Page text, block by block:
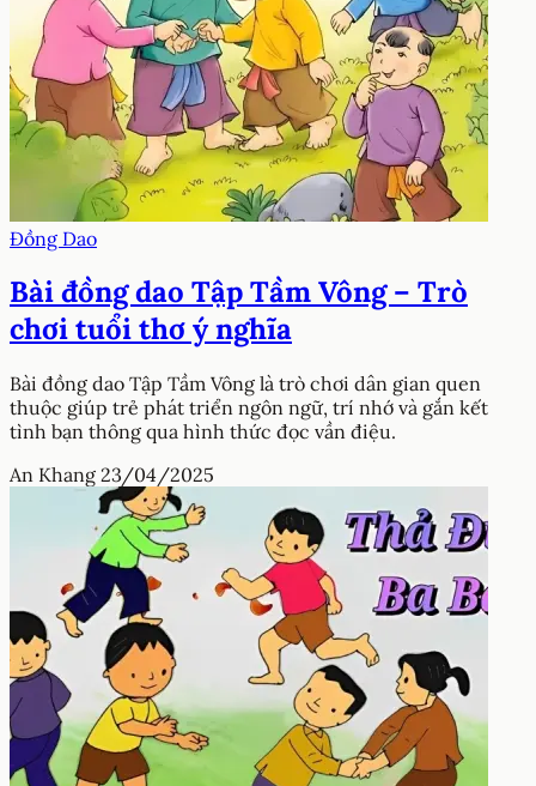
Đồng Dao
Bài đồng dao Tập Tầm Vông – Trò
chơi tuổi thơ ý nghĩa
Bài đồng dao Tập Tầm Vông là trò chơi dân gian quen
thuộc giúp trẻ phát triển ngôn ngữ, trí nhớ và gắn kết
tình bạn thông qua hình thức đọc vần điệu.
An Khang 23/04/2025